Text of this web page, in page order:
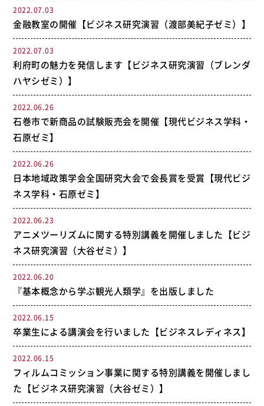
2022.07.03
金融教室の開催【ビジネス研究演習（渡部美紀子ゼミ）】
2022.07.03
利府町の魅力を発信します【ビジネス研究演習（ブレンダ
ハヤシゼミ）】
2022.06.26
石巻市で新商品の試験販売会を開催【現代ビジネス学科・
石原ゼミ】
2022.06.26
日本地域政策学会全国研究大会で会長賞を受賞【現代ビジ
ネス学科・石原ゼミ】
2022.06.23
アニメツーリズムに関する特別講義を開催しました【ビジ
ネス研究演習（大谷ゼミ）】
2022.06.20
『基本概念から学ぶ観光人類学』を出版しました
2022.06.15
卒業生による講演会を行いました【ビジネスレディネス】
2022.06.15
フィルムコミッション事業に関する特別講義を開催しまし
た【ビジネス研究演習（大谷ゼミ）】